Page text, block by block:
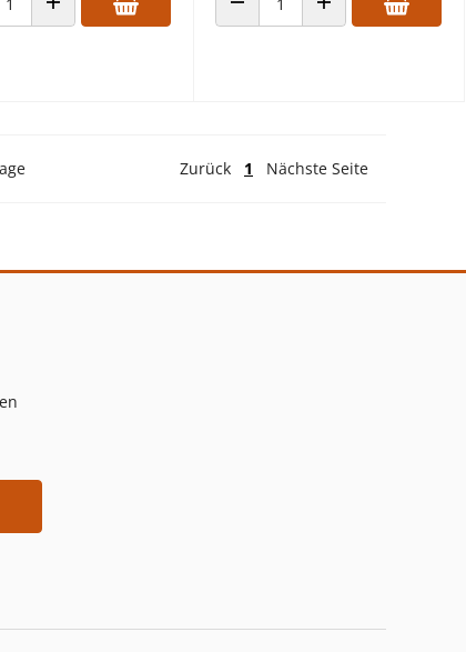
VERRINGERN
ANZAHL ERHÖHEN ANZAHL VERRINGERNANZAHL ERHÖHEN
Zurück 1 Nächste Seite